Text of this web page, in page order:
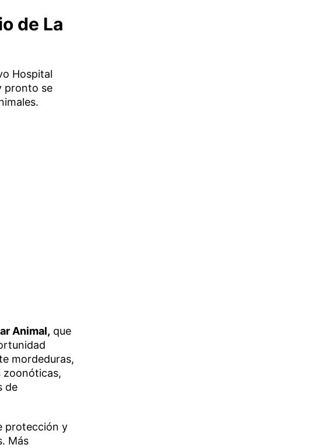
de La
Hospital
pronto se
Animal, que
mordeduras,
zoonóticas,
de
protección y
Más